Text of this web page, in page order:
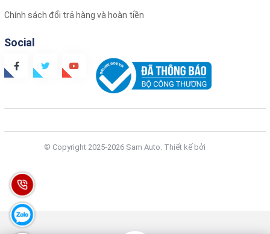
Chính sách đổi trả hàng và hoàn tiền
Social
© Copyright 2025-2026 Sam Auto. Thiết kế bởi